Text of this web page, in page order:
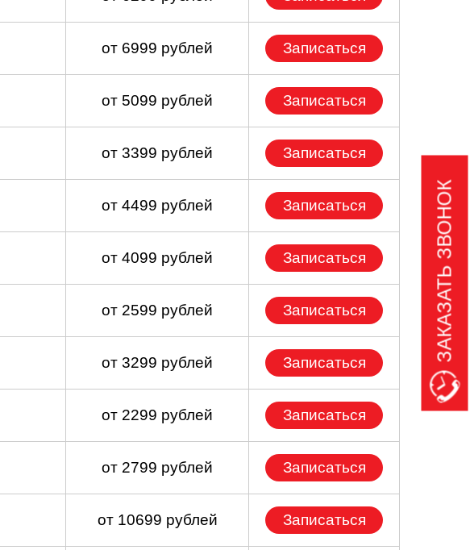
от 6999 рублей Записаться
от 5099 рублей Записаться
от 3399 рублей Записаться
от 4499 рублей Записаться
от 4099 рублей Записаться
от 2599 рублей Записаться
от 3299 рублей Записаться
от 2299 рублей Записаться
от 2799 рублей Записаться
от 10699 рублей Записаться
ЗАКАЗАТЬ ЗВОНОК